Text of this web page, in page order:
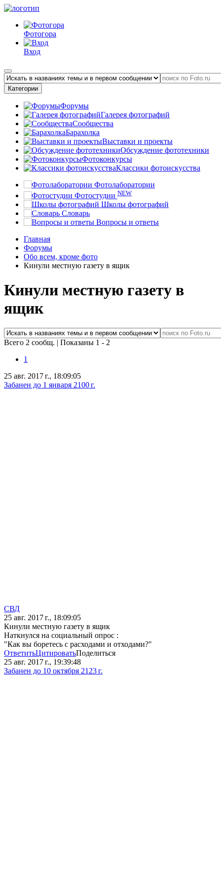
Фотогора
Вход
Категории
Форумы
Галерея фотографий
Сообщества
Барахолка
Выставки и проекты
Обсуждение фототехники
Фотоконкурсы
Классики фотоискусства
Фотолаборатории
Фотостудии NEW
Школы фотографий
Словарь
Вопросы и ответы
Главная
Форумы
Обо всем, кроме фото
Кинули местную газету в ящик
Кинули местную газету в
ящик
Всего 2 сообщ. | Показаны 1 - 2
1
25 авг. 2017 г., 18:09:05
Забанен до 1 января 2100 г.
СВД
25 авг. 2017 г., 18:09:05
Кинули местную газету в ящик
Наткнулся на социальный опрос :
"Как вы боретесь с расходами и отходами?"
ОтветитьЦитироватьПоделиться
25 авг. 2017 г., 19:39:48
Забанен до 10 октября 2123 г.